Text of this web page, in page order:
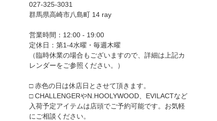
027-325-3031
群馬県高崎市八島町 14 ray
営業時間：12:00 - 19:00
定休日：第1-4水曜・毎週木曜
（臨時休業の場合もございますので、詳細は上記カ
レンダーをご参照ください。）
□ 赤色の日は休店日とさせて頂きます。
□ CHALLENGERやN.HOOLYWOOD、EVILACTなど
入荷予定アイテムは店頭でご予約可能です。お気軽
にご相談ください。